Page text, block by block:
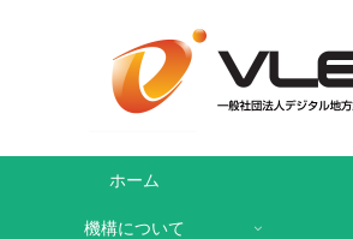
ホーム
機構について